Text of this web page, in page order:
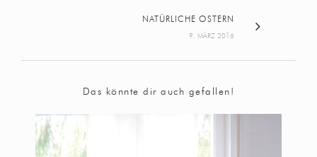
NATÜRLICHE OSTERN
9. MÄRZ 2016
Das könnte dir auch gefallen!